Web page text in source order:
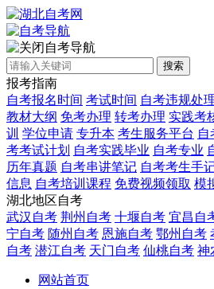
自考导航
搜索
报考指南
自考报名时间 考试时间 自考违规处
教材大纲 免考办理 转考办理 实践考
训 学位申请 专升本 考生服务平台 自
考考试计划 自考实践毕业 自考专业
历年真题 自考串讲笔记 自考考生手
信息 自考培训课程 免费视频领取 模
湖北地区自考
武汉自考 荆州自考 十堰自考 宜昌自
宁自考 随州自考 恩施自考 鄂州自考
自考 潜江自考 天门自考 仙桃自考 神
网站首页